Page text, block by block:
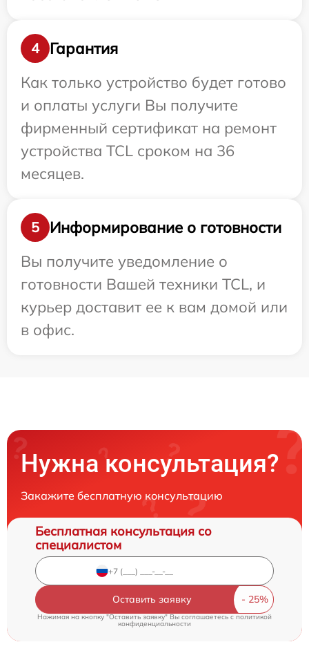
4
Гарантия
Как только устройство будет готово
и оплаты услуги Вы получите
фирменный сертификат на ремонт
устройства TCL сроком на 36
месяцев.
5
Информирование о готовности
Вы получите уведомление о
готовности Вашей техники TCL, и
курьер доставит ее к вам домой или
в офис.
Нужна консультация?
Закажите бесплатную консультацию
Бесплатная консультация со
специалистом
Оставить заявку
Нажимая на кнопку "Оставить заявку" Вы соглашаетесь cполитикой
конфиденциальности